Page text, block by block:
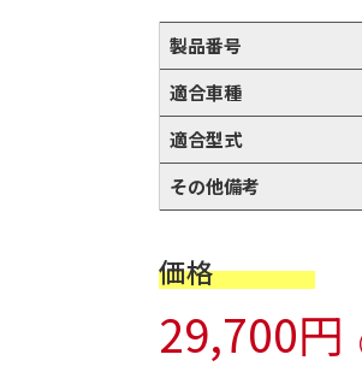
製品番号
適合車種
適合型式
その他備考
価格
29,700円